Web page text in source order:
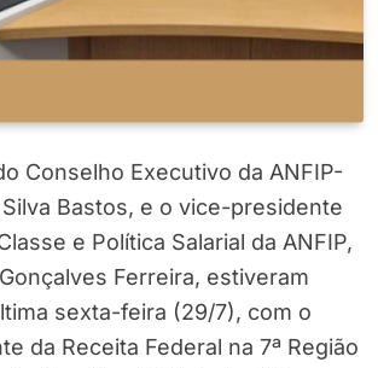
Conselho Executivo da ANFIP-
Bastos, e o vice-presidente
e Política Salarial da ANFIP,
Ferreira, estiveram
sexta-feira (29/7), com o
da Receita Federal na 7ª Região